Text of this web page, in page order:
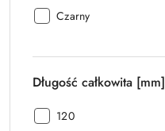
Kolor:
Czarny
Długość całkowita [mm]
Długość
120